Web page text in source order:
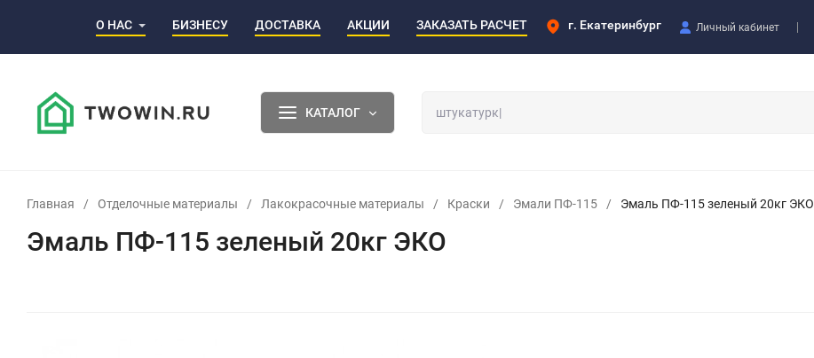
О НАС БИЗНЕСУ ДОСТАВКА АКЦИИ ЗАКАЗАТЬ РАСЧЕТ г. Екатеринбург Личный кабинет
КАТАЛОГ
Главная / Отделочные материалы / Лакокрасочные материалы / Краски / Эмали ПФ-115 / Эмаль ПФ-115 зеленый 20кг ЭКО
Эмаль ПФ-115 зеленый 20кг ЭКО